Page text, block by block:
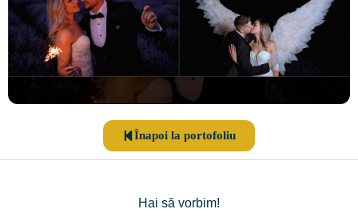
Înapoi la portofoliu
Hai să vorbim!